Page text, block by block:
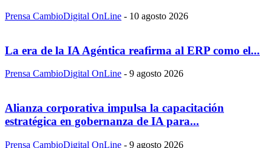
Prensa CambioDigital OnLine - 10 agosto 2026
La era de la IA Agéntica reafirma al ERP como el...
Prensa CambioDigital OnLine - 9 agosto 2026
Alianza corporativa impulsa la capacitación
estratégica en gobernanza de IA para...
Prensa CambioDigital OnLine - 9 agosto 2026